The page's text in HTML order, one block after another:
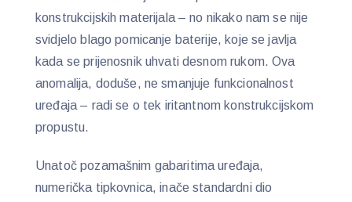
konstrukcijskih materijala – no nikako nam se nije
svidjelo blago pomicanje baterije, koje se javlja
kada se prijenosnik uhvati desnom rukom. Ova
anomalija, doduše, ne smanjuje funkcionalnost
uređaja – radi se o tek iritantnom konstrukcijskom
propustu.
Unatoč pozamašnim gabaritima uređaja,
numerička tipkovnica, inače standardni dio